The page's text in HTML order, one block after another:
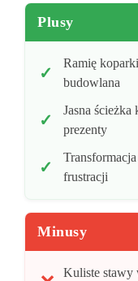
Plusy
Ramię
budowlana
Jasna ścieżka
prezenty
frustracji
Minusy
Kuliste stawy